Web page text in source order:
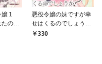
嬢 1
たので
やし
た～
悪役令嬢の妹ですが幸
せはくるのでしょう
か?【分冊版】1
330